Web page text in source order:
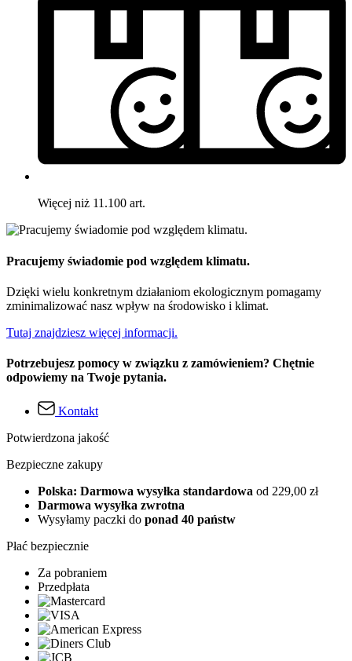
Więcej niż 11.100 art.
Pracujemy świadomie pod względem klimatu.
Dzięki wielu konkretnym działaniom ekologicznym pomagamy
zminimalizować nasz wpływ na środowisko i klimat.
Tutaj znajdziesz więcej informacji.
Potrzebujesz pomocy w związku z zamówieniem? Chętnie
odpowiemy na Twoje pytania.
Kontakt
Potwierdzona jakość
Bezpieczne zakupy
Polska: Darmowa wysyłka standardowa od 229,00 zł
Darmowa wysyłka zwrotna
Wysyłamy paczki do ponad 40 państw
Płać bezpiecznie
Za pobraniem
Przedpłata